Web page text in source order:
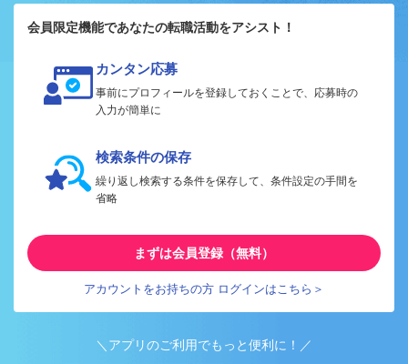
会員限定機能であなたの転職活動をアシスト！
カンタン応募
事前にプロフィールを登録しておくことで、応募時の
入力が簡単に
検索条件の保存
繰り返し検索する条件を保存して、条件設定の手間を
省略
まずは会員登録（無料）
アカウントをお持ちの方 ログインはこちら＞
＼アプリのご利用でもっと便利に！／